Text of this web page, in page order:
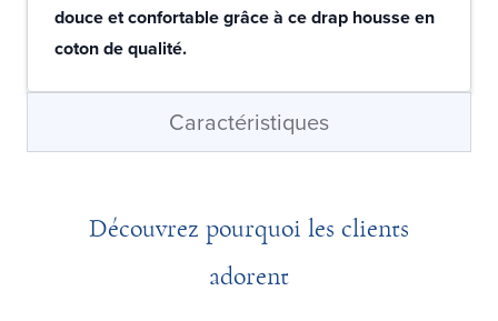
douce et confortable grâce à ce drap housse en
coton de qualité.
Caractéristiques
Découvrez pourquoi les clients
adorent